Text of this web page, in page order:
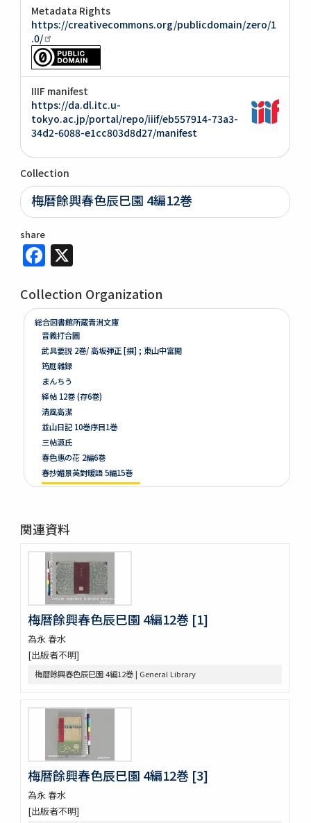
Metadata Rights
https://creativecommons.org/publicdomain/zero/1
.0/
IIIF manifest
https://da.dl.itc.u-
tokyo.ac.jp/portal/repo/iiif/eb557914-73a3-
34d2-6088-e1cc803d8d27/manifest
Collection
梅暦餘興春色辰巳園 4編12巻
share
Facebook
Collection Organization
総合図書館所蔵青洲文庫
音義打合圖
武具要説 2巻/ 高坂弾正 [撰] ; 東山中富閲
筠庭雜録
まんちう
絳帖 12巻 (存6巻)
清風高潔
並山日記 10巻序目1巻
三帖源氏
春色惠の花 2編6巻
春抄媚景英對暖語 5編15巻
梅暦餘興春色辰巳園 4編12巻
竒品家雅見 3巻附録1巻
好色一代女 6巻
新うす雪物語 5巻
新撰卅六貝倭謌
好色春画本目録
禮書 150巻 (存9巻)
塵劫記 3巻 (存1巻)
東海道綱目分間之圖 5巻
屋外乃萩 ; 稲種考
蘿鬘 3巻
玉襷添紐下解
玉襷添紐
音義本末圖
玉鉾百首
音義本末考
玉鉾の本末
槙のいた屋
関連資料
梅暦餘興春色辰巳園 4編12巻 [1]
為永 春水
[出版者不明]
梅暦餘興春色辰巳園 4編12巻 | General Library
梅暦餘興春色辰巳園 4編12巻 [3]
為永 春水
[出版者不明]